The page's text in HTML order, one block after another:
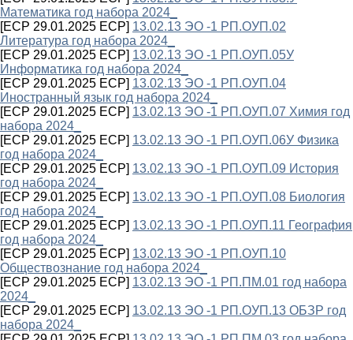
Математика год набора 2024_
[ECP 29.01.2025 ECP] 13.02.13 ЭО -1 РП.ОУП.02
Литература год набора 2024_
[ECP 29.01.2025 ECP] 13.02.13 ЭО -1 РП.ОУП.05У
Информатика год набора 2024_
[ECP 29.01.2025 ECP] 13.02.13 ЭО -1 РП.ОУП.04
Иностранный язык год набора 2024_
[ECP 29.01.2025 ECP] 13.02.13 ЭО -1 РП.ОУП.07 Химия год
набора 2024_
[ECP 29.01.2025 ECP] 13.02.13 ЭО -1 РП.ОУП.06У Физика
год набора 2024_
[ECP 29.01.2025 ECP] 13.02.13 ЭО -1 РП.ОУП.09 История
год набора 2024_
[ECP 29.01.2025 ECP] 13.02.13 ЭО -1 РП.ОУП.08 Биология
год набора 2024_
[ECP 29.01.2025 ECP] 13.02.13 ЭО -1 РП.ОУП.11 География
год набора 2024_
[ECP 29.01.2025 ECP] 13.02.13 ЭО -1 РП.ОУП.10
Обществознание год набора 2024_
[ECP 29.01.2025 ECP] 13.02.13 ЭО -1 РП.ПМ.01 год набора
2024_
[ECP 29.01.2025 ECP] 13.02.13 ЭО -1 РП.ОУП.13 ОБЗР год
набора 2024_